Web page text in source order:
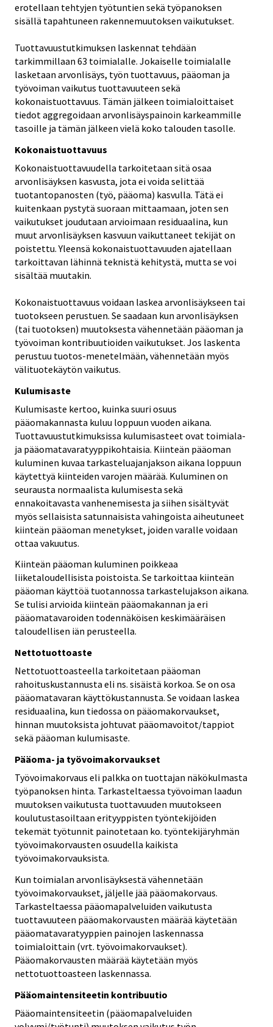
erotellaan tehtyjen työtuntien sekä työpanoksen
sisällä tapahtuneen rakennemuutoksen vaikutukset.
Tuottavuustutkimuksen laskennat tehdään
tarkimmillaan 63 toimialalle. Jokaiselle toimialalle
lasketaan arvonlisäys, työn tuottavuus, pääoman ja
työvoiman vaikutus tuottavuuteen sekä
kokonaistuottavuus. Tämän jälkeen toimialoittaiset
tiedot aggregoidaan arvonlisäyspainoin karkeammille
tasoille ja tämän jälkeen vielä koko talouden tasolle.
Kokonaistuottavuus
Kokonaistuottavuudella tarkoitetaan sitä osaa
arvonlisäyksen kasvusta, jota ei voida selittää
tuotantopanosten (työ, pääoma) kasvulla. Tätä ei
kuitenkaan pystytä suoraan mittaamaan, joten sen
vaikutukset joudutaan arvioimaan residuaalina, kun
muut arvonlisäyksen kasvuun vaikuttaneet tekijät on
poistettu. Yleensä kokonaistuottavuuden ajatellaan
tarkoittavan lähinnä teknistä kehitystä, mutta se voi
sisältää muutakin.
Kokonaistuottavuus voidaan laskea arvonlisäykseen tai
tuotokseen perustuen. Se saadaan kun arvonlisäyksen
(tai tuotoksen) muutoksesta vähennetään pääoman ja
työvoiman kontribuutioiden vaikutukset. Jos laskenta
perustuu tuotos-menetelmään, vähennetään myös
välituotekäytön vaikutus.
Kulumisaste
Kulumisaste kertoo, kuinka suuri osuus
pääomakannasta kuluu loppuun vuoden aikana.
Tuottavuustutkimuksissa kulumisasteet ovat toimiala-
ja pääomatavaratyyppikohtaisia. Kiinteän pääoman
kuluminen kuvaa tarkasteluajanjakson aikana loppuun
käytettyä kiinteiden varojen määrää. Kuluminen on
seurausta normaalista kulumisesta sekä
ennakoitavasta vanhenemisesta ja siihen sisältyvät
myös sellaisista satunnaisista vahingoista aiheutuneet
kiinteän pääoman menetykset, joiden varalle voidaan
ottaa vakuutus.
Kiinteän pääoman kuluminen poikkeaa
liiketaloudellisista poistoista. Se tarkoittaa kiinteän
pääoman käyttöä tuotannossa tarkastelujakson aikana.
Se tulisi arvioida kiinteän pääomakannan ja eri
pääomatavaroiden todennäköisen keskimääräisen
taloudellisen iän perusteella.
Nettotuottoaste
Nettotuottoasteella tarkoitetaan pääoman
rahoituskustannusta eli ns. sisäistä korkoa. Se on osa
pääomatavaran käyttökustannusta. Se voidaan laskea
residuaalina, kun tiedossa on pääomakorvaukset,
hinnan muutoksista johtuvat pääomavoitot/tappiot
sekä pääoman kulumisaste.
Pääoma- ja työvoimakorvaukset
Työvoimakorvaus eli palkka on tuottajan näkökulmasta
työpanoksen hinta. Tarkasteltaessa työvoiman laadun
muutoksen vaikutusta tuottavuuden muutokseen
koulutustasoiltaan erityyppisten työntekijöiden
tekemät työtunnit painotetaan ko. työntekijäryhmän
työvoimakorvausten osuudella kaikista
työvoimakorvauksista.
Kun toimialan arvonlisäyksestä vähennetään
työvoimakorvaukset, jäljelle jää pääomakorvaus.
Tarkasteltaessa pääomapalveluiden vaikutusta
tuottavuuteen pääomakorvausten määrää käytetään
pääomatavaratyyppien painojen laskennassa
toimialoittain (vrt. työvoimakorvaukset).
Pääomakorvausten määrää käytetään myös
nettotuottoasteen laskennassa.
Pääomaintensiteetin kontribuutio
Pääomaintensiteetin (pääomapalveluiden